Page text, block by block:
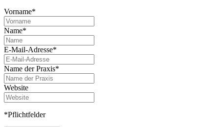
Vorname*
Name*
E-Mail-Adresse*
Name der Praxis*
Website
*Pflichtfelder